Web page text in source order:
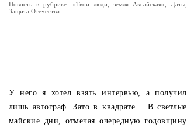
Новость в рубрике: «Твои люди, земля Аксайская» Даты,
Защита Отечества
У него я хотел взять интервью, а получил
лишь автограф. Зато в квадрате… В светлые
майские дни, отмечая очередную годовщину